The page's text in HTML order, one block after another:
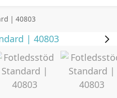
| 40803